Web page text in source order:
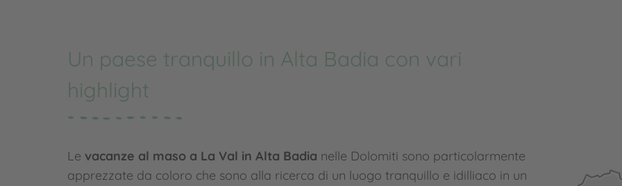
Un paese tranquillo in Alta Badia con vari
highlight
Le vacanze al maso a La Val in Alta Badia nelle Dolomiti sono particolarmente
apprezzate da coloro che sono alla ricerca di un luogo tranquillo e idilliaco in un